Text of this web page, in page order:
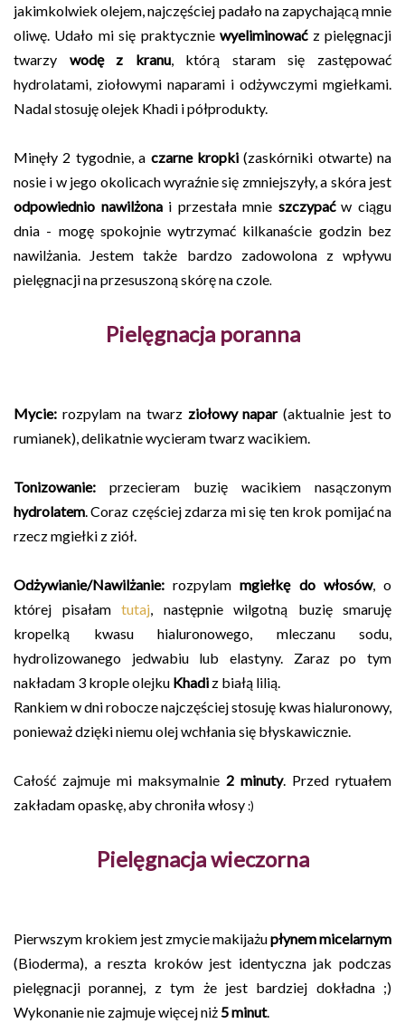
jakimkolwiek olejem, najczęściej padało na zapychającą mnie
oliwę. Udało mi się praktyczniewyeliminowaćz pielęgnacji
twarzy wodę z kranu, którą staram się zastępować
hydrolatami, ziołowymi naparami i odżywczymi mgiełkami.
Nadal stosuję olejek Khadi i półprodukty.
Minęły 2 tygodnie, a czarne kropki(zaskórniki otwarte) na
nosie i w jego okolicach wyraźnie się zmniejszyły, a skóra jest
odpowiednio nawilżonai przestała mnie szczypaćw ciągu
dnia - mogę spokojnie wytrzymać kilkanaście godzin bez
nawilżania. Jestem także bardzo zadowolona z wpływu
pielęgnacji na przesuszoną skórę na czole.
Pielęgnacja poranna
Mycie: rozpylam na twarz ziołowy napar(aktualnie jest to
rumianek), delikatnie wycieram twarz wacikiem.
Tonizowanie: przecieram buzię wacikiem nasączonym
hydrolatem . Coraz częściej zdarza mi się ten krok pomijać na
rzecz mgiełki z ziół.
Odżywianie/Nawilżanie: rozpylammgiełkę do włosów, o
której pisałam tutaj , następnie wilgotną buzię smaruję
kropelką kwasu hialuronowego, mleczanu sodu,
hydrolizowanego jedwabiu lub elastyny. Zaraz po tym
nakładam 3 krople olejku Khadi z białą lilią.
Rankiem w dni robocze najczęściej stosuję kwas hialuronowy,
ponieważ dzięki niemu olej wchłania się błyskawicznie.
Całość zajmuje mi maksymalnie 2 minuty. Przed rytuałem
zakładam opaskę, aby chroniła włosy :)
Pielęgnacja wieczorna
Pierwszym krokiem jest zmycie makijażupłynem micelarnym
(Bioderma), a reszta kroków jest identyczna jak podczas
pielęgnacji porannej, z tym że jest bardziej dokładna ;)
Wykonanie nie zajmuje więcej niż 5 minut.